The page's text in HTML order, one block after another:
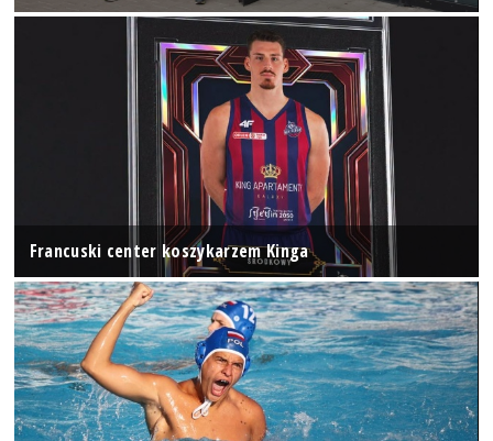
Francuski center koszykarzem Kinga